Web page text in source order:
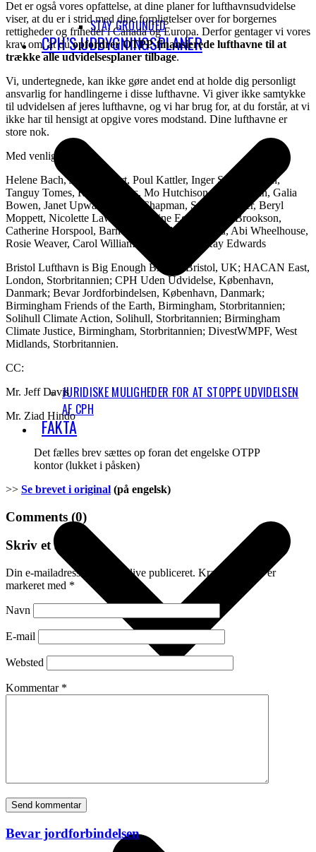
STAY GROUNDED
CPH’S UDBYGNINGSPLANER
JURIDISKE MULIGHEDER FOR AT STOPPE UDVIDELSEN
AF CPH
FAKTA
Det er også vores opfattelse, at dine planer for lufthavnsudvidelse
viser, at du er i strid med dine forpligtelser over for borgernes
rettigheder og friheder i Canada og Europa. Derfor gentager vi vores
krav om, at duopfordrer OTPP-finansierede lufthavne til at
trække alle udvidelsesplaner tilbage.
Vi, undertegnede, kan ikke gøre andet end at holde dig personligt
ansvarlig for handlingerne i disse lufthavne. Vi giver ikke samtykke
til udvidelsen af jeres lufthavne, og vi har brug for, at du forstår, at vi
ikke har til hensigt at opgive vores modstand. Dine lufthavne er
store nok.
Med venlig hilsen,
Helene Bach, John Stewart, Poul Kattler, Inger Staahl Jensen,
Tanguy Tomes, Rosy Scholes, Mo Hutchison, Chris Crean, Galia
Bowen, Janet Upward, David Chapman, Sarah Lardner, Beryl
Moppett, Nicolette Lawson, Caroline Egan, Alison Brookson,
Catherine Horspool, Barney Hobbs, Nicky Manu, Abi Wheelhouse,
Rosie Weaver, Carol Williams, Ed Porteous, Kay Edwards
Bristol Lufthavn is Big Enough BABE, Bristol, UK; HACAN East,
London, Storbritannien; CPH Uden Udvidelse, København,
Danmark; Bevar Jordforbindelsen, København, Danmark;
Birmingham Friends of the Earth, Birmingham, Storbritannien;
Solihull Climate Action, Solihull, Storbritannien; Birmingham
Climate Justice, Birmingham, Storbritannien; DivestWMPF, West
Midlands, Storbritannien.
CC:
Mr. Jeff Davis
Mr. Ziad Hindo
Det fælles brev sættes op foran det engelske OTPP
kontor (lukket i påsken)
>> Se brevet i original (på engelsk)
Comments (0)
Skriv et svar
Din e-mailadresse vil ikke blive publiceret. Krævede felter er
markeret med *
Navn
E-mail
Websted
Kommentar *
Bevar jordforbindelsen